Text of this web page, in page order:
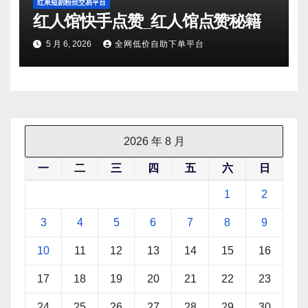
红果短剧粉丝交易平台
红人馆快手点赞_红人馆点赞秘籍
5 月 6, 2026 全网低价自助下单平台
2026 年 8 月
一 二 三 四 五 六 日
1 2
3 4 5 6 7 8 9
10 11 12 13 14 15 16
17 18 19 20 21 22 23